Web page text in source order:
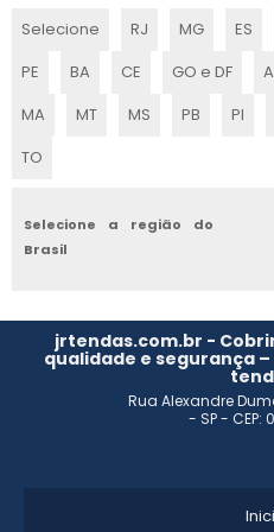
EMPRESAS DE CENOGRAFIA SP
CENOGRAFIA DE NATAL
CENOGRAFIA PARA EVENTOS
CENOGRAFIA PARA EVENTOS
CENOGRAFIA EVENTOS
Selecione RJ MG ES
PE
BA CE GO e DF
MA
MT MS PB PI
TO
Selecione a região do
Brasil
jrtendas.com.br -
qualidade e segurança
Rua Alexandre
- SP - CEP: